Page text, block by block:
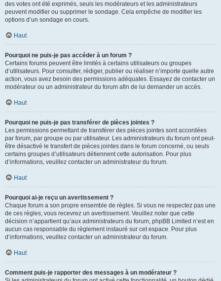
des votes ont été exprimés, seuls les modérateurs et les administrateurs
peuvent modifier ou supprimer le sondage. Cela empêche de modifier les
options d’un sondage en cours.
Haut
Pourquoi ne puis-je pas accéder à un forum ?
Certains forums peuvent être limités à certains utilisateurs ou groupes
d’utilisateurs. Pour consulter, rédiger, publier ou réaliser n’importe quelle autre
action, vous avez besoin des permissions adéquates. Essayez de contacter un
modérateur ou un administrateur du forum afin de lui demander un accès.
Haut
Pourquoi ne puis-je pas transférer de pièces jointes ?
Les permissions permettant de transférer des pièces jointes sont accordées
par forum, par groupe ou par utilisateur. Les administrateurs du forum ont peut-
être désactivé le transfert de pièces jointes dans le forum concerné, ou seuls
certains groupes d’utilisateurs détiennent cette autorisation. Pour plus
d’informations, veuillez contacter un administrateur du forum.
Haut
Pourquoi ai-je reçu un avertissement ?
Chaque forum a son propre ensemble de règles. Si vous ne respectez pas une
de ces règles, vous recevrez un avertissement. Veuillez noter que cette
décision n’appartient qu’aux administrateurs du forum, phpBB Limited n’est en
aucun cas responsable du règlement instauré sur cet espace. Pour plus
d’informations, veuillez contacter un administrateur du forum.
Haut
Comment puis-je rapporter des messages à un modérateur ?